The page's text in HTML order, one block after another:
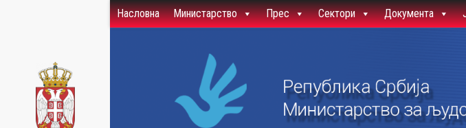
Насловна Прес
Министарство Сектори Документа